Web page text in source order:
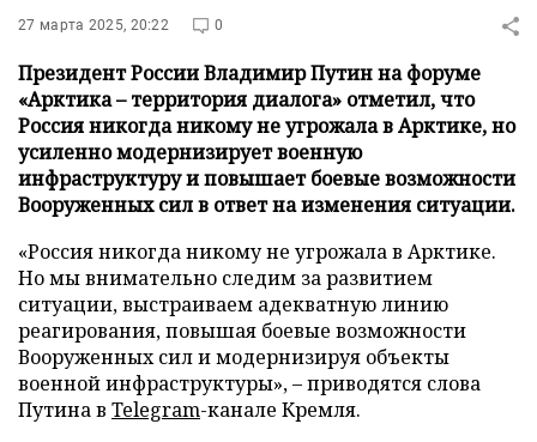
27 марта 2025, 20:22 0
Президент России Владимир Путин на форуме
«Арктика – территория диалога» отметил, что
Россия никогда никому не угрожала в Арктике, но
усиленно модернизирует военную
инфраструктуру и повышает боевые возможности
Вооруженных сил в ответ на изменения ситуации.
«Россия никогда никому не угрожала в Арктике.
Но мы внимательно следим за развитием
ситуации, выстраиваем адекватную линию
реагирования, повышая боевые возможности
Вооруженных сил и модернизируя объекты
военной инфраструктуры», – приводятся слова
Путина в Telegram-канале Кремля.